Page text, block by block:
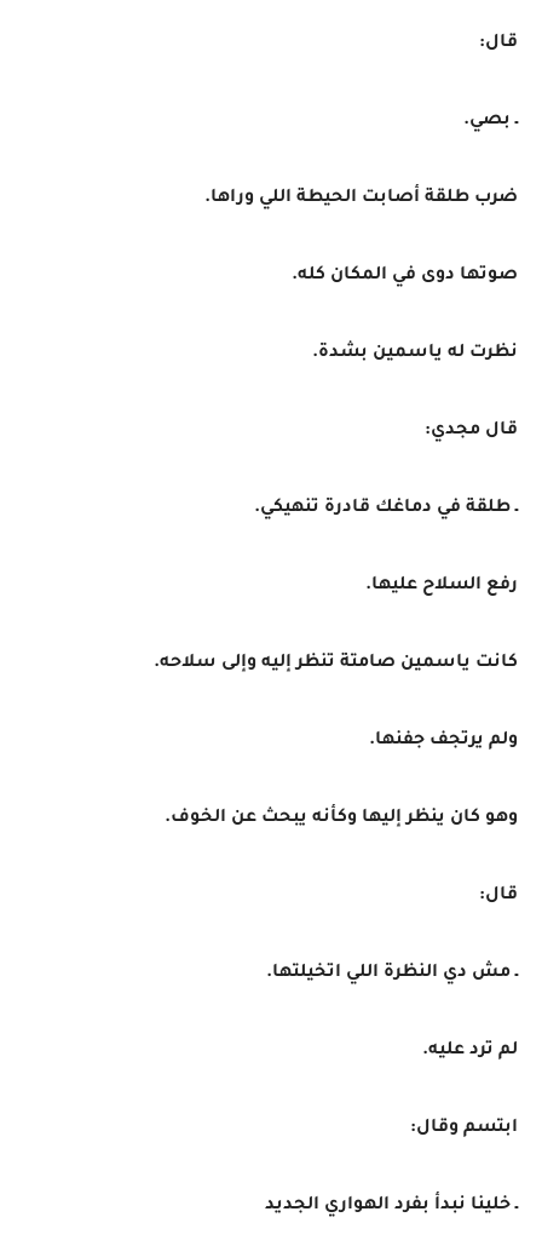
قال:
ـ بصي.
ضرب طلقة أصابت الحيطة اللي وراها.
صوتها دوى في المكان كله.
نظرت له ياسمين بشدة.
قال مجدي:
ـ طلقة في دماغك قادرة تنهيكي.
رفع السلاح عليها.
كانت ياسمين صامتة تنظر إليه وإلى سلاحه.
ولم يرتجف جفنها.
وهو كان ينظر إليها وكأنه يبحث عن الخوف.
قال:
ـ مش دي النظرة اللي اتخيلتها.
لم ترد عليه.
ابتسم وقال:
ـ خلينا نبدأ بفرد الهواري الجديد